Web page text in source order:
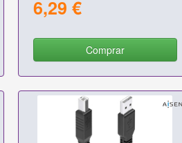
6,29 €
Comprar